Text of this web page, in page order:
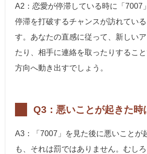
A2：恋愛が停滞している時に「7007
停滞を打破するチャンスが訪れてい
す。あなたの直感に従って、新しい
たり、相手に連絡を取ったりするこ
方向へ動き出すでしょう。
Q3：悪いことが起きた時
A3：「7007」を見た後に悪いことが
も、それは罰ではありません。むし